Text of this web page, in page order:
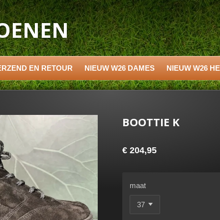
EN RETOUR NIEUW W26 DAMES NIEUW W26
BOOTTIE K
€ 204,95
maat